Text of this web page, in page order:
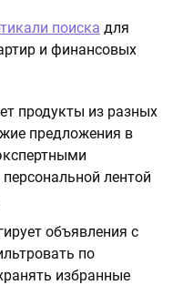
поиска для
и финансовых
продукты из разных
предложения в
лентой
объявления с
по
избранные